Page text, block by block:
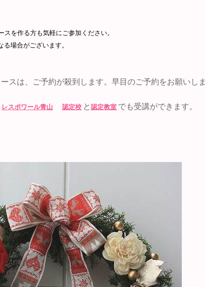
スを作る方も気軽にご参加ください。
場合がございます。
スは、ご予約が殺到します。早目のご予約をお願いしま
レスポワール青山 認定校 と認定教室 でも受講ができます。